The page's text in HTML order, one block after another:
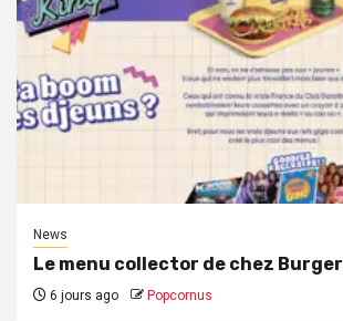
News
Le menu collector de chez
6 jours ago Popcornus